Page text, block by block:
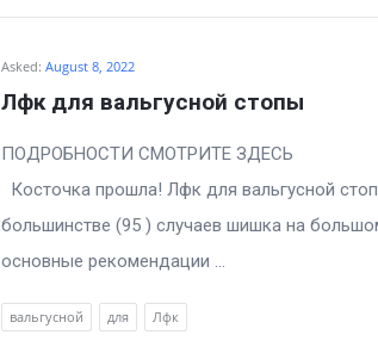
Asked: August 8, 2022
Лфк для вальгусной стопы
ПОДРОБНОСТИ
Косточка прошла! Лфк для вальгусной
большинстве (95 ) случаев шишка на
основные рекомендации ...
вальгусной для Лфк